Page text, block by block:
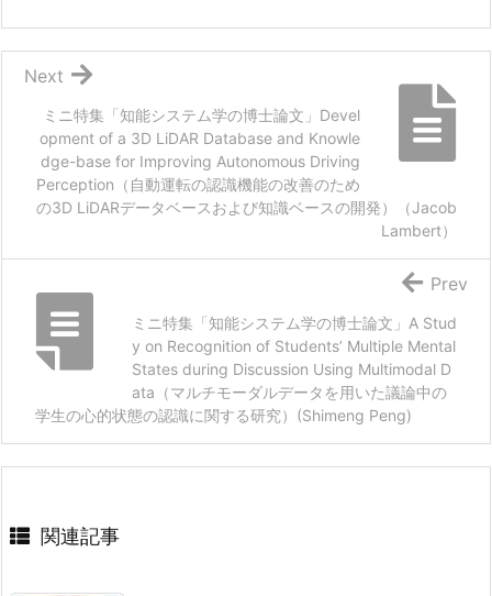
ミニ特集「知能システム学の博士論文」Devel
opment of a 3D LiDAR Database and Knowle
dge-base for Improving Autonomous Driving
Perception（自動運転の認識機能の改善のため
の3D LiDARデータベースおよび知識ベースの開発）（Jacob
Lambert）
Next
ミニ特集「知能システム学の博士論文」A Stud
y on Recognition of Students’ Multiple Mental
States during Discussion Using Multimodal D
ata（マルチモーダルデータを用いた議論中の
学生の心的状態の認識に関する研究）(Shimeng Peng)
Prev
関連記事